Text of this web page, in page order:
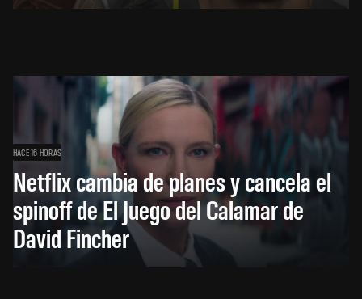
HACE 16 HORAS
Netflix cambia de planes y cancela el
spinoff de El Juego del Calamar de
David Fincher